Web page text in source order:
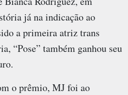
já na indicação ao
a primeira atriz trans
“Pose” também ganhou seu
o prêmio, MJ foi ao